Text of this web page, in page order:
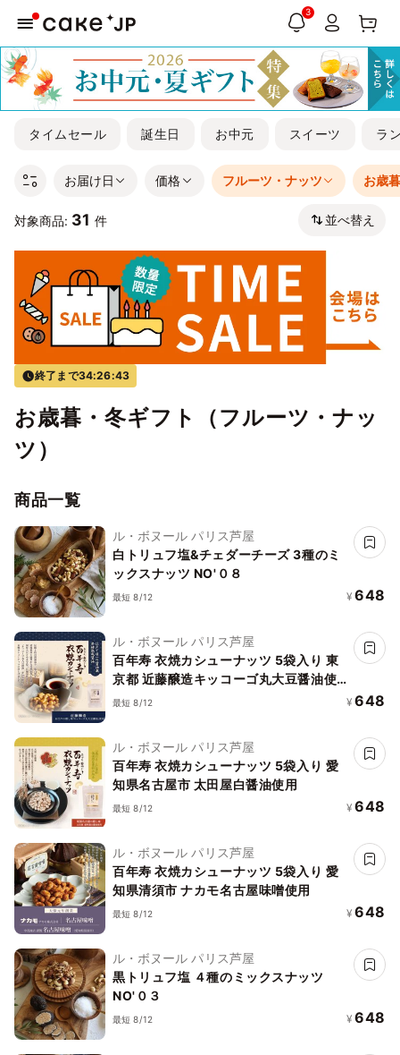
3
タイムセール 誕生日 お中元 スイーツ ラ
お届け日 価格 フルーツ・ナッツ お歳
対象商品: 31 件 並べ替え
終了まで34:26:43
お歳暮・冬ギフト（フルーツ・ナッ
ツ）
商品一覧
ル・ボヌール パリス芦屋
白トリュフ塩&チェダーチーズ 3種のミ
ックスナッツ NO'０８
最短 8/12 ¥ 648
ル・ボヌール パリス芦屋
百年寿 衣焼カシューナッツ 5袋入り 東
京都 近藤醸造キッコーゴ丸大豆醤油使
用
最短 8/12 ¥ 648
ル・ボヌール パリス芦屋
百年寿 衣焼カシューナッツ 5袋入り 愛
知県名古屋市 太田屋白醤油使用
最短 8/12 ¥ 648
ル・ボヌール パリス芦屋
百年寿 衣焼カシューナッツ 5袋入り 愛
知県清須市 ナカモ名古屋味噌使用
最短 8/12 ¥ 648
ル・ボヌール パリス芦屋
黒トリュフ塩 ４種のミックスナッツ
NO'０３
最短 8/12 ¥ 648